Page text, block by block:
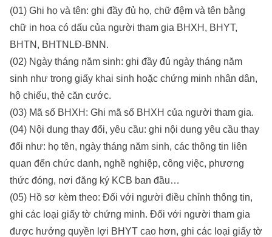
(01) Ghi họ và tên: ghi đầy đủ họ, chữ đệm và tên bằng
chữ in hoa có dấu của người tham gia BHXH, BHYT,
BHTN, BHTNLĐ-BNN.
(02) Ngày tháng năm sinh: ghi đầy đủ ngày tháng năm
sinh như trong giấy khai sinh hoặc chứng minh nhân dân,
hộ chiếu, thẻ căn cước.
(03) Mã số BHXH: Ghi mã số BHXH của người tham gia.
(04) Nội dung thay đổi, yêu cầu: ghi nội dung yêu cầu thay
đổi như: họ tên, ngày tháng năm sinh, các thông tin liên
quan đến chức danh, nghề nghiệp, công việc, phương
thức đóng, nơi đăng ký KCB ban đầu…
(05) Hồ sơ kèm theo: Đối với người điều chỉnh thông tin,
ghi các loại giấy tờ chứng minh. Đối với người tham gia
được hưởng quyền lợi BHYT cao hơn, ghi các loại giấy tờ